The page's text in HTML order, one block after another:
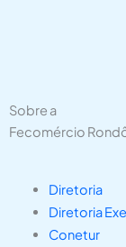
Sobre a
Fecomércio
Diretoria
Diretoria
Conetur